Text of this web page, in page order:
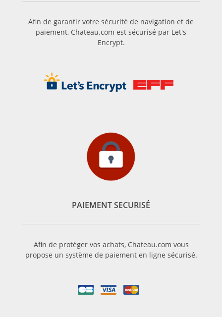
Afin de garantir votre sécurité de navigation et de
paiement, Chateau.com est sécurisé par Let's
Encrypt.
PAIEMENT SECURISÉ
Afin de protéger vos achats, Chateau.com vous
propose un système de paiement en ligne sécurisé.